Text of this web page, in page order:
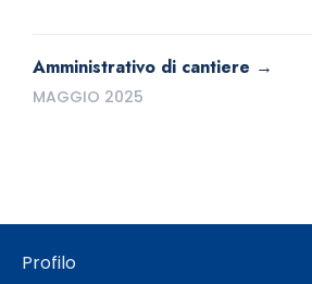
Amministrativo di cantiere
MAGGIO 2025
Profilo